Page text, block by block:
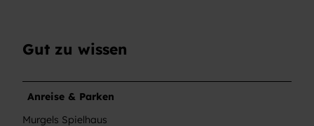
Gut zu wissen
Anreise & Parken
Murgels Spielhaus